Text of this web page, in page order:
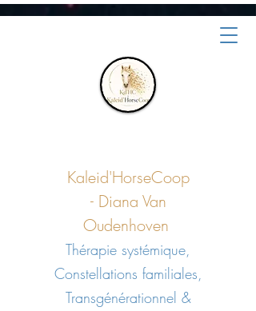
Kaleid'HorseCoop
-Diana Van
Oudenhoven
Thérapie systémique,
Constellations familiales,
Transgénérationnel &